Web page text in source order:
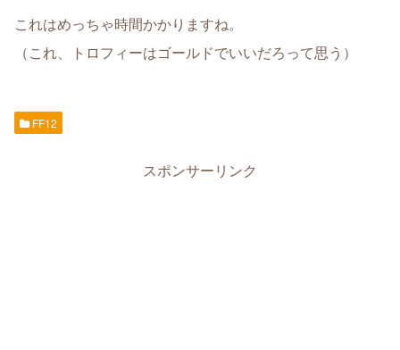
これはめっちゃ時間かかりますね。
（これ、トロフィーはゴールドでいいだろって思う）
FF12
スポンサーリンク